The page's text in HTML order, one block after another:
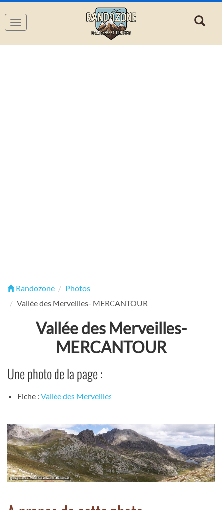
Navigation
Randozone
Photos
Vallée des Merveilles- MERCANTOUR
Vallée des Merveilles-
MERCANTOUR
Une photo de la page :
Fiche : Vallée des Merveilles